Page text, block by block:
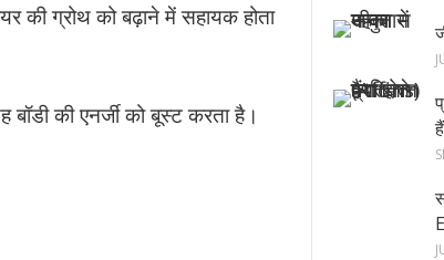
की ग्रोथ को बढ़ाने में सहायक होता
की एनर्जी को बूस्ट करता है।